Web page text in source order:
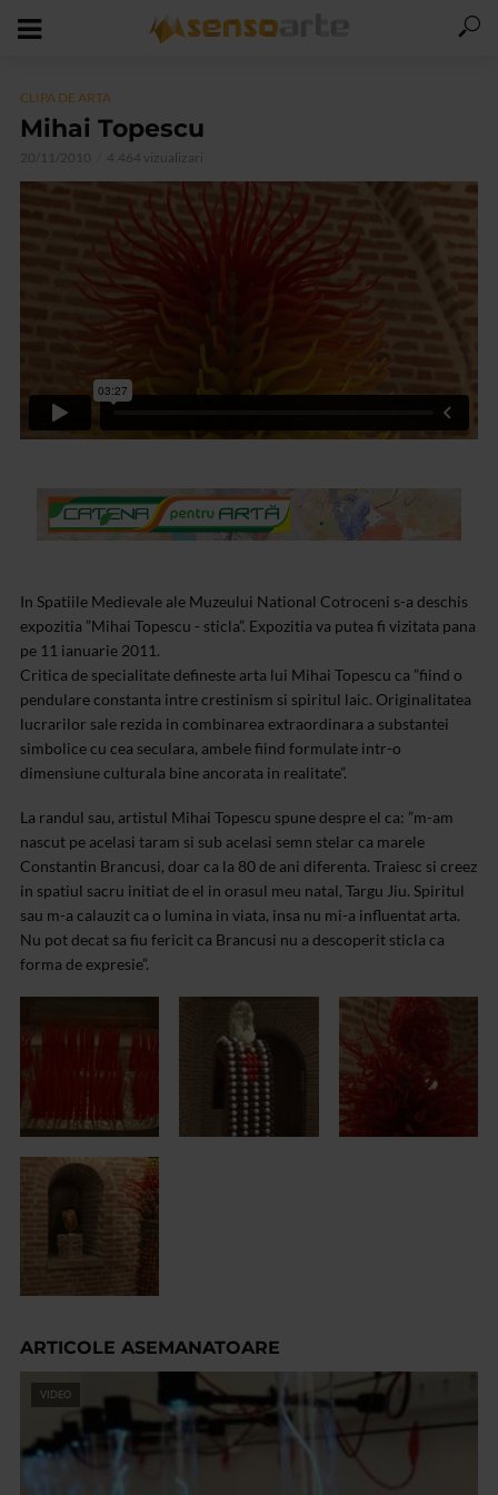
CLIPA DE ARTA
Mihai Topescu
20/11/2010 4.464 vizualizari
In Spatiile Medievale ale Muzeului National Cotroceni s-a deschis
expozitia ”Mihai Topescu - sticla”. Expozitia va putea fi vizitata pana
pe 11 ianuarie 2011.
Critica de specialitate defineste arta lui Mihai Topescu ca ”fiind o
pendulare constanta intre crestinism si spiritul laic. Originalitatea
lucrarilor sale rezida in combinarea extraordinara a substantei
simbolice cu cea seculara, ambele fiind formulate intr-o
dimensiune culturala bine ancorata in realitate”.
La randul sau, artistul Mihai Topescu spune despre el ca: ”m-am
nascut pe acelasi taram si sub acelasi semn stelar ca marele
Constantin Brancusi, doar ca la 80 de ani diferenta. Traiesc si creez
in spatiul sacru initiat de el in orasul meu natal, Targu Jiu. Spiritul
sau m-a calauzit ca o lumina in viata, insa nu mi-a influentat arta.
Nu pot decat sa fiu fericit ca Brancusi nu a descoperit sticla ca
forma de expresie”.
ARTICOLE ASEMANATOARE
VIDEO